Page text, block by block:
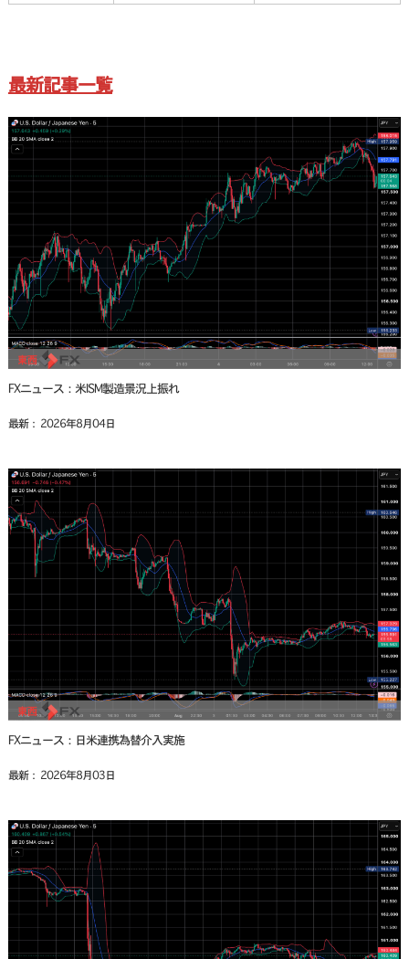
最新記事一覧
FXニュース：米ISM製造景況上振れ
最新： 2026年8月04日
FXニュース：日米連携為替介入実施
最新： 2026年8月03日